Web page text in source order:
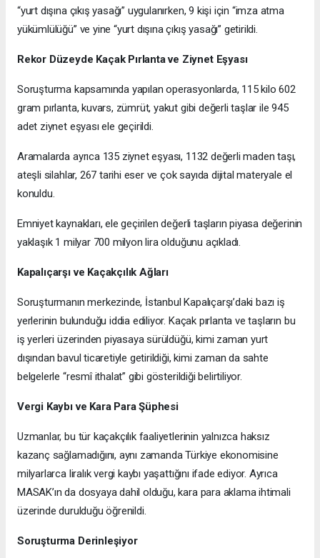
“yurt dışına çıkış yasağı” uygulanırken, 9 kişi için “imza atma
yükümlülüğü” ve yine “yurt dışına çıkış yasağı” getirildi.
Rekor Düzeyde Kaçak Pırlanta ve Ziynet Eşyası
Soruşturma kapsamında yapılan operasyonlarda, 115 kilo 602
gram pırlanta, kuvars, zümrüt, yakut gibi değerli taşlar ile 945
adet ziynet eşyası ele geçirildi.
Aramalarda ayrıca 135 ziynet eşyası, 1132 değerli maden taşı,
ateşli silahlar, 267 tarihi eser ve çok sayıda dijital materyale el
konuldu.
Emniyet kaynakları, ele geçirilen değerli taşların piyasa değerinin
yaklaşık 1 milyar 700 milyon lira olduğunu açıkladı.
Kapalıçarşı ve Kaçakçılık Ağları
Soruşturmanın merkezinde, İstanbul Kapalıçarşı’daki bazı iş
yerlerinin bulunduğu iddia ediliyor. Kaçak pırlanta ve taşların bu
iş yerleri üzerinden piyasaya sürüldüğü, kimi zaman yurt
dışından bavul ticaretiyle getirildiği, kimi zaman da sahte
belgelerle “resmî ithalat” gibi gösterildiği belirtiliyor.
Vergi Kaybı ve Kara Para Şüphesi
Uzmanlar, bu tür kaçakçılık faaliyetlerinin yalnızca haksız
kazanç sağlamadığını, aynı zamanda Türkiye ekonomisine
milyarlarca liralık vergi kaybı yaşattığını ifade ediyor. Ayrıca
MASAK’ın da dosyaya dahil olduğu, kara para aklama ihtimali
üzerinde durulduğu öğrenildi.
Soruşturma Derinleşiyor